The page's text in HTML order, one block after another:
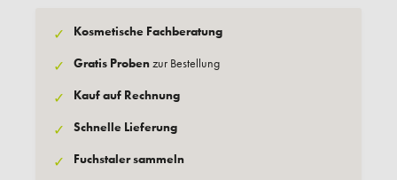
✓ Kosmetische Fachberatung
✓ Gratis Probenzur Bestellung
✓ Kauf auf Rechnung
✓ Schnelle Lieferung
✓ Fuchstaler sammeln